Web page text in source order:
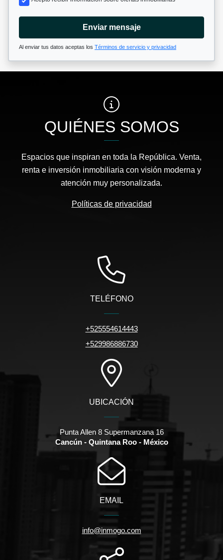
Enviar mensaje
Al enviar tus datos aceptas los Términos de servicio y privacidad
QUIÉNES SOMOS
Espacios que inspiran en toda la República. Venta,
renta e inversión inmobiliaria con visión moderna y
atención muy personalizada.
Políticas de privacidad
TELÉFONO
+525554614443
+529986886730
UBICACIÓN
Punta Allen 8 Supermanzana 16
Cancún - Quintana Roo - México
EMAIL
info@inmogo.com